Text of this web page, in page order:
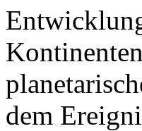
dem